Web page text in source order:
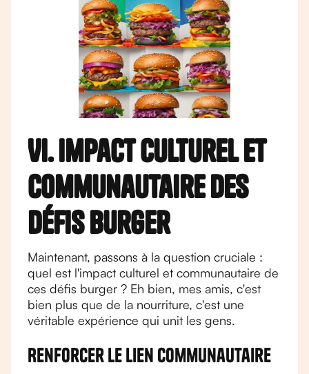
VI. Impact culturel et
communautaire des
défis burger
Maintenant, passons à la question cruciale :
quel est l'impact culturel et communautaire de
ces défis burger ? Eh bien, mes amis, c'est
bien plus que de la nourriture, c'est une
véritable expérience qui unit les gens.
Renforcer le lien communautaire